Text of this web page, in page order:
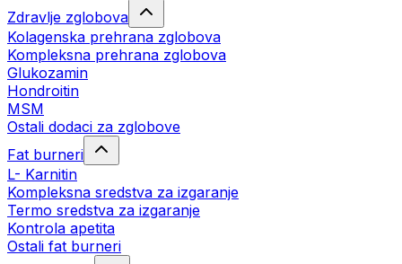
Zdravlje zglobova
Kolagenska prehrana zglobova
Kompleksna prehrana zglobova
Glukozamin
Hondroitin
MSM
Ostali dodaci za zglobove
Fat burneri
L- Karnitin
Kompleksna sredstva za izgaranje
Termo sredstva za izgaranje
Kontrola apetita
Ostali fat burneri